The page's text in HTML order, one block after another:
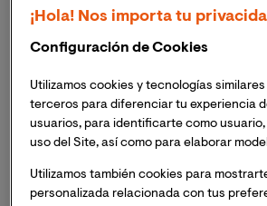
¡Hola! Nos importa tu
Configuración de Cookies
Utilizamos cookies y tecnologías
terceros para diferenciar tu experiencia
usuarios, para identificarte como
uso del Site, así como para elaborar
Utilizamos también cookies para
personalizada relacionada con tus